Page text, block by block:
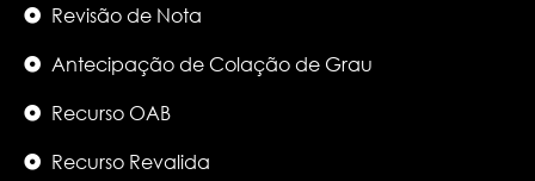
Revisão de Nota
Antecipação de Colação de Grau
Recurso OAB
Recurso Revalida